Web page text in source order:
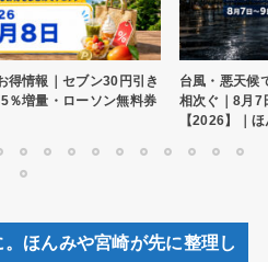
得情報｜セブン30円引き
％増量・ローソン無料券
台風・悪天候
相次ぐ｜8月7
【2026】｜
10